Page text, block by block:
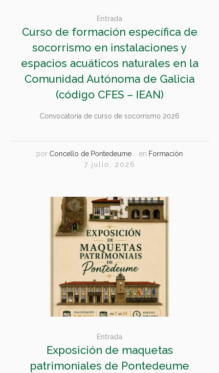
Entrada
Curso de formación específica de
socorrismo en instalaciones y
espacios acuáticos naturales en la
Comunidad Autónoma de Galicia
(código CFES – IEAN)
Convocatoria de curso de socorrismo 2026
por Concello de Pontedeume en Formación
7 julio, 2026
Entrada
Exposición de maquetas
patrimoniales de Pontedeume